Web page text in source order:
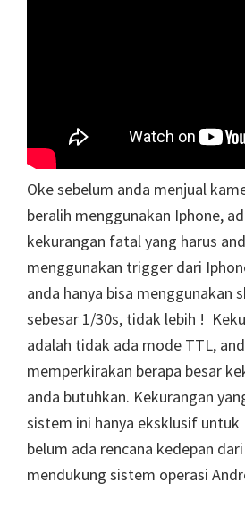
Oke sebelum anda menjual
beralih menggunakan Iphone,
kekurangan fatal yang harus
menggunakan trigger dari
anda hanya bisa menggunakan
sebesar 1/30s, tidak lebih !
adalah tidak ada mode TTL,
memperkirakan berapa besar
anda butuhkan. Kekurangan
sistem ini hanya eksklusif untuk
belum ada rencana kedepan
mendukung sistem operasi